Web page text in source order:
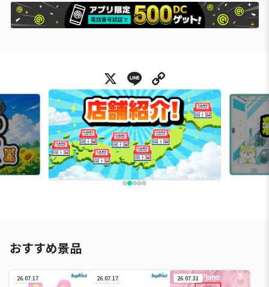
X Line
おすすめ景品
26.07.17 26.07.17 26.07.31